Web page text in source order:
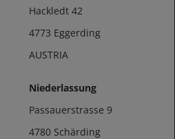
Hackledt 42
4773 Eggerding
AUSTRIA
Niederlassung
Passauerstrasse 9
4780 Schärding